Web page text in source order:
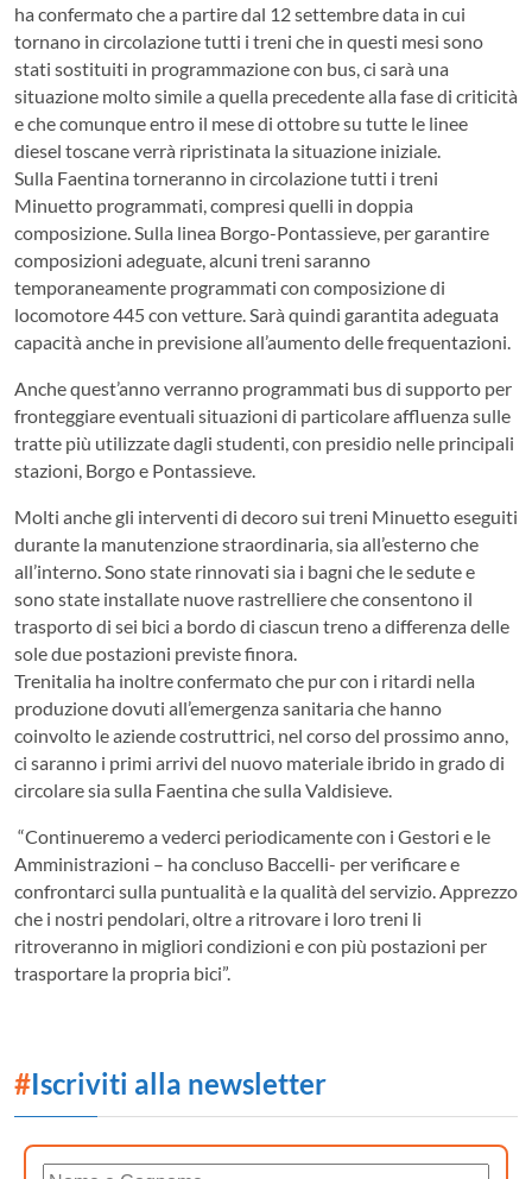
ha confermato che a partire dal 12 settembre data in cui
tornano in circolazione tutti i treni che in questi mesi sono
stati sostituiti in programmazione con bus, ci sarà una
situazione molto simile a quella precedente alla fase di criticità
e che comunque entro il mese di ottobre su tutte le linee
diesel toscane verrà ripristinata la situazione iniziale.
Sulla Faentina torneranno in circolazione tutti i treni
Minuetto programmati, compresi quelli in doppia
composizione. Sulla linea Borgo-Pontassieve, per garantire
composizioni adeguate, alcuni treni saranno
temporaneamente programmati con composizione di
locomotore 445 con vetture. Sarà quindi garantita adeguata
capacità anche in previsione all’aumento delle frequentazioni.
Anche quest’anno verranno programmati bus di supporto per
fronteggiare eventuali situazioni di particolare affluenza sulle
tratte più utilizzate dagli studenti, con presidio nelle principali
stazioni, Borgo e Pontassieve.
Molti anche gli interventi di decoro sui treni Minuetto eseguiti
durante la manutenzione straordinaria, sia all’esterno che
all’interno. Sono state rinnovati sia i bagni che le sedute e
sono state installate nuove rastrelliere che consentono il
trasporto di sei bici a bordo di ciascun treno a differenza delle
sole due postazioni previste finora.
Trenitalia ha inoltre confermato che pur con i ritardi nella
produzione dovuti all’emergenza sanitaria che hanno
coinvolto le aziende costruttrici, nel corso del prossimo anno,
ci saranno i primi arrivi del nuovo materiale ibrido in grado di
circolare sia sulla Faentina che sulla Valdisieve.
“Continueremo a vederci periodicamente con i Gestori e le
Amministrazioni – ha concluso Baccelli- per verificare e
confrontarci sulla puntualità e la qualità del servizio. Apprezzo
che i nostri pendolari, oltre a ritrovare i loro treni li
ritroveranno in migliori condizioni e con più postazioni per
trasportare la propria bici”.
#Iscriviti alla newsletter